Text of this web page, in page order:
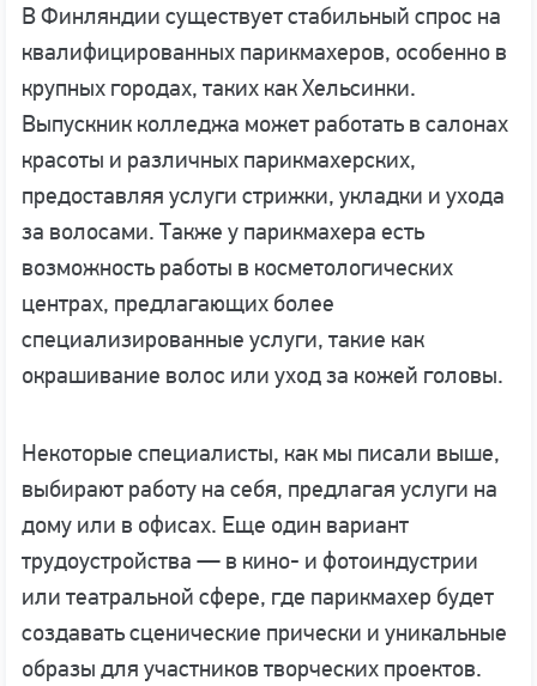
В Финляндии существует стабильный спрос на
квалифицированных парикмахеров, особенно в
крупных городах, таких как Хельсинки.
Выпускник колледжа может работать в салонах
красоты и различных парикмахерских,
предоставляя услуги стрижки, укладки и ухода
за волосами. Также у парикмахера есть
возможность работы в косметологических
центрах, предлагающих более
специализированные услуги, такие как
окрашивание волос или уход за кожей головы.
Некоторые специалисты, как мы писали выше,
выбирают работу на себя, предлагая услуги на
дому или в офисах. Еще один вариант
трудоустройства — в кино- и фотоиндустрии
или театральной сфере, где парикмахер будет
создавать сценические прически и уникальные
образы для участников творческих проектов.